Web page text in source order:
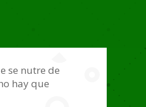
se nutre de
hay que